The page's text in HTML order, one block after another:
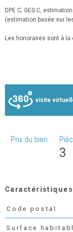
DPE C, GES C,
(estimation basée sur
Les honoraires sont à la
visite
Prix du bien
3
Caractéristiques
Code postal
Surface